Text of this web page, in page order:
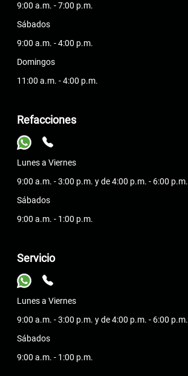
9:00 a.m. - 7:00 p.m.
Sábados
9:00 a.m. - 4:00 p.m.
Domingos
11:00 a.m. - 4:00 p.m.
Refacciones
Lunes a Viernes
9:00 a.m. - 3:00 p.m. y de 4:00 p.m. - 6:00 p.m.
Sábados
9:00 a.m. - 1:00 p.m.
Servicio
Lunes a Viernes
9:00 a.m. - 3:00 p.m. y de 4:00 p.m. - 6:00 p.m.
Sábados
9:00 a.m. - 1:00 p.m.